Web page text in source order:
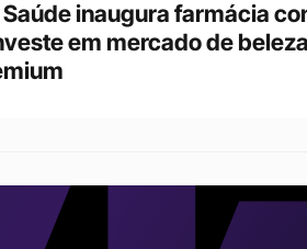
Saúde inaugura farmácia
em mercado de beleza